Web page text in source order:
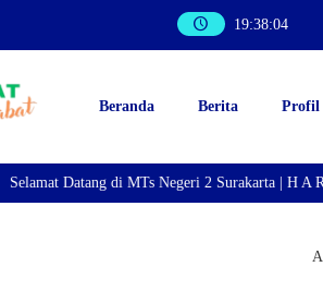
19:38:05
Beranda Berita Profil
Selamat Datang di MTs Negeri 2 Surakarta | H A